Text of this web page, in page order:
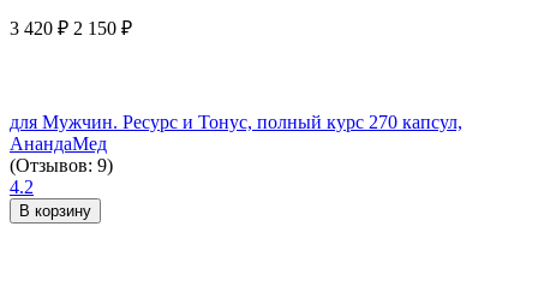
3 420 ₽ 2 150 ₽
для Мужчин. Ресурс и Тонус, полный курс 270 капсул,
АнандаМед
(Отзывов: 9)
4.2
В корзину